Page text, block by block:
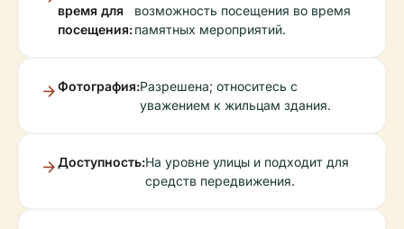
время для
посещения:
возможность посещения во время
памятных мероприятий.
Фотография:Разрешена; относитесь с
уважением к жильцам здания.
Доступность:На уровне улицы и подходит для
средств передвижения.